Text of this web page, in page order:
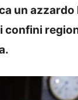
un
confini